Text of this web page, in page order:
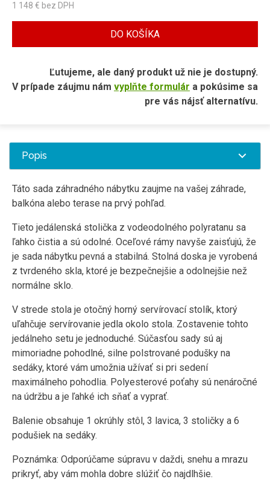
1 148 € bez DPH
DO KOŠÍKA
Ľutujeme, ale daný produkt už nie je dostupný.
V prípade záujmu nám vyplňte formulár a pokúsime sa
pre vás nájsť alternatívu.
Popis
Táto sada záhradného nábytku zaujme na vašej záhrade,
balkóna alebo terase na prvý pohľad.
Tieto jedálenská stolička z vodeodolného polyratanu sa
ľahko čistia a sú odolné. Oceľové rámy navyše zaisťujú, že
je sada nábytku pevná a stabilná. Stolná doska je vyrobená
z tvrdeného skla, ktoré je bezpečnejšie a odolnejšie než
normálne sklo.
V strede stola je otočný horný servírovací stolík, ktorý
uľahčuje servírovanie jedla okolo stola. Zostavenie tohto
jedálneho setu je jednoduché. Súčasťou sady sú aj
mimoriadne pohodlné, silne polstrované podušky na
sedáky, ktoré vám umožnia užívať si pri sedení
maximálneho pohodlia. Polyesterové poťahy sú nenáročné
na údržbu a je ľahké ich sňať a vyprať.
Balenie obsahuje 1 okrúhly stôl, 3 lavica, 3 stoličky a 6
podušiek na sedáky.
Poznámka: Odporúčame súpravu v daždi, snehu a mrazu
prikryť, aby vám mohla dobre slúžiť čo najdlhšie.